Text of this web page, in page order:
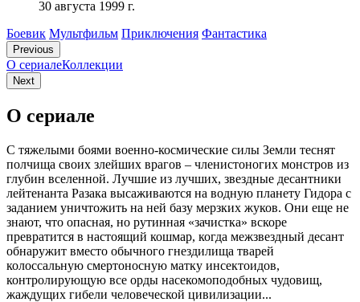
30 августа 1999 г.
Боевик Мультфильм Приключения Фантастика
Previous
О сериалеКоллекции
Next
О сериале
С тяжелыми боями военно-космические силы Земли теснят
полчища своих злейших врагов – членистоногих монстров из
глубин вселенной. Лучшие из лучших, звездные десантники
лейтенанта Разака высаживаются на водную планету Гидора с
заданием уничтожить на ней базу мерзких жуков. Они еще не
знают, что опасная, но рутинная «зачистка» вскоре
превратится в настоящий кошмар, когда межзвездный десант
обнаружит вместо обычного гнездилища тварей
колоссальную смертоносную матку инсектоидов,
контролирующую все орды насекомоподобных чудовищ,
жаждущих гибели человеческой цивилизации...